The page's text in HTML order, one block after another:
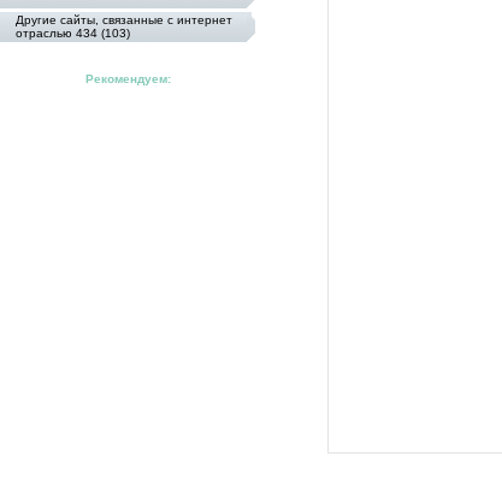
Другие сайты, связанные с интернет
отраслью 434 (103)
Рекомендуем: